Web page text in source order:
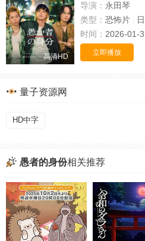
高清HD
导演： 永田琴
类型： 恐怖片
时间： 2026-01-
立即播放
量子资源网
HD中字
愚者的身份相关推荐